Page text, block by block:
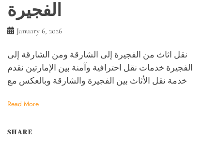
الفجيرة
January 6, 2026
نقل اثاث من الفجيرة إلى الشارقة ومن الشارقة إلى
الفجيرة خدمات نقل احترافية وآمنة بين الإمارتين نقدم
خدمة نقل الأثاث بين الفجيرة والشارقة وبالعكس مع
Read More
SHARE